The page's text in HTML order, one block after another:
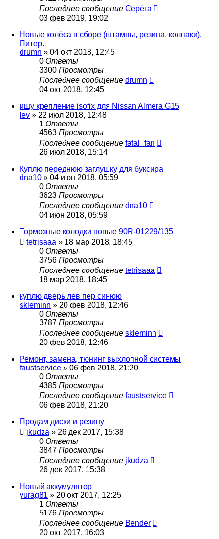
Последнее сообщение Серёга
03 фев 2019, 19:02
Новые колёса в сборе (штампы, резина, колпаки),
Питер.
drumn » 04 окт 2018, 12:45
0 Ответы
3300 Просмотры
Последнее сообщение drumn
04 окт 2018, 12:45
ищу крепление isofix для Nissan Almera G15
lev » 22 июл 2018, 12:48
1 Ответы
4563 Просмотры
Последнее сообщение fatal_fan
26 июл 2018, 15:14
Куплю переднюю заглушку для буксира
dna10 » 04 июн 2018, 05:59
0 Ответы
3623 Просмотры
Последнее сообщение dna10
04 июн 2018, 05:59
Тормозные колодки новые 90R-01229/135
tetrisaaa » 18 мар 2018, 18:45
0 Ответы
3756 Просмотры
Последнее сообщение tetrisaaa
18 мар 2018, 18:45
куплю дверь лев пер синюю
skleminn » 20 фев 2018, 12:46
0 Ответы
3787 Просмотры
Последнее сообщение skleminn
20 фев 2018, 12:46
Ремонт, замена, тюнинг выхлопной системы
faustservice » 06 фев 2018, 21:20
0 Ответы
4385 Просмотры
Последнее сообщение faustservice
06 фев 2018, 21:20
Продам диски и резину
jkudza » 26 дек 2017, 15:38
0 Ответы
3847 Просмотры
Последнее сообщение jkudza
26 дек 2017, 15:38
Новый аккумулятор
yurag81 » 20 окт 2017, 12:25
1 Ответы
5176 Просмотры
Последнее сообщение Bender
20 окт 2017, 16:03